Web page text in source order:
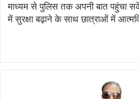
माध्यम से पुलिस तक अपनी बात पहुंचा
में सुरक्षा बढ़ाने के साथ छात्राओं में